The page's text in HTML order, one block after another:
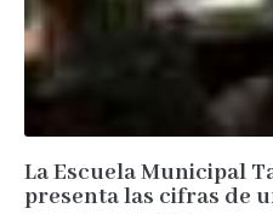
La Escuela Municipal
presenta las cifras de